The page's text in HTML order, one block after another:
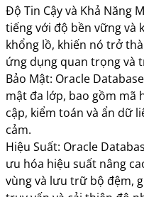
Độ Tin Cậy và Khả Năng
tiếng với độ bền vững và
khổng lồ, khiến nó trở
ứng dụng quan trọng và
Bảo Mật: Oracle
mật đa lớp, bao gồm mã
cập, kiểm toán và ẩn dữ
cảm.
Hiệu Suất: Oracle
ưu hóa hiệu suất nâng
vùng và lưu trữ bộ đệm,